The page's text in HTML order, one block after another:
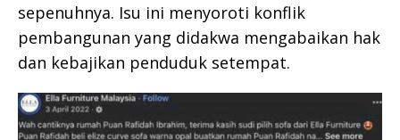
sepenuhnya. Isu ini menyoroti konflik
pembangunan yang didakwa mengabaikan hak
dan kebajikan penduduk setempat.